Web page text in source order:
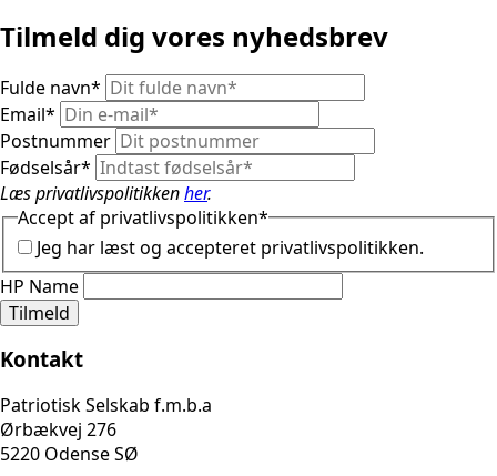
Tilmeld dig vores nyhedsbrev
Fulde navn*
Email*
Postnummer
Fødselsår*
Læs privatlivspolitikkenher.
Accept af privatlivspolitikken*
Jeg har læst og accepteret privatlivspolitikken.
HP Name
Tilmeld
Kontakt
Patriotisk Selskab f.m.b.a
Ørbækvej 276
5220 Odense SØ